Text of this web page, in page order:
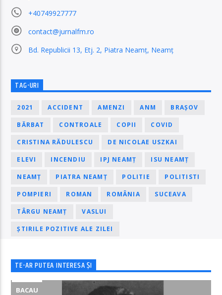
+40749927777
contact@jurnalfm.ro
Bd. Republicii 13, Etj. 2, Piatra Neamț, Neamț
TAG-URI
2021 ACCIDENT AMENZI ANM BRAȘOV
BĂRBAT CONTROALE COPII COVID
CRISTINA RĂDULESCU DE NICOLAE USZKAI
ELEVI INCENDIU IPJ NEAMȚ ISU NEAMȚ
NEAMȚ PIATRA NEAMȚ POLITIE POLITISTI
POMPIERI ROMAN ROMÂNIA SUCEAVA
TÂRGU NEAMȚ VASLUI
ȘTIRILE POZITIVE ALE ZILEI
TE-AR PUTEA INTERESA ȘI
BACAU